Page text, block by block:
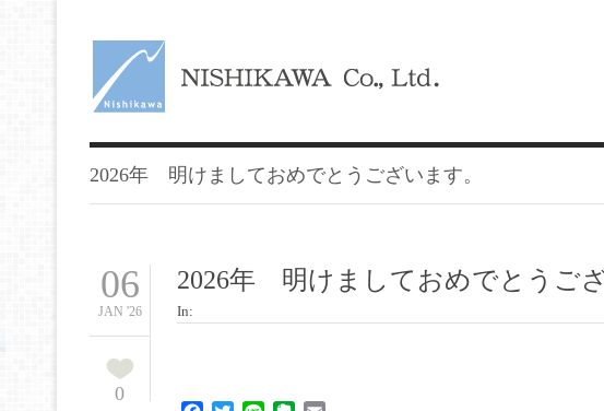
2026年 明けましておめでとうございます。
06
JAN '26
0
2026年 明けましておめでとうござ
In: